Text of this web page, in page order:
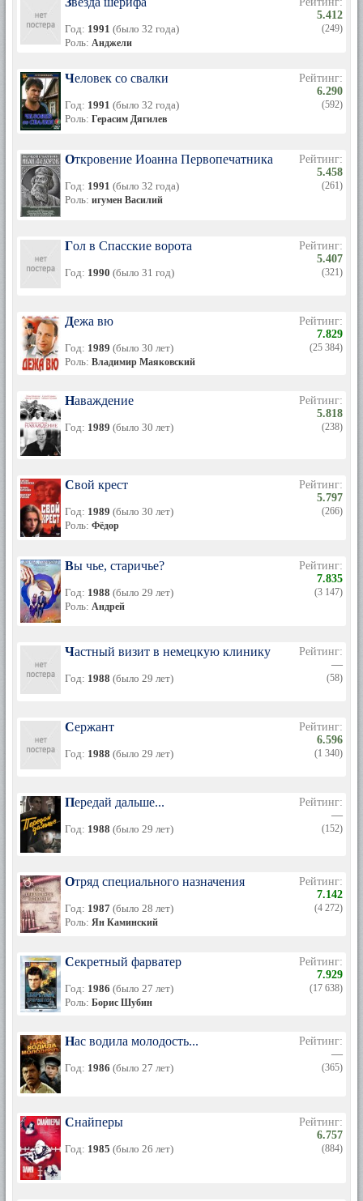
Год: 1991 (было 32 года)
Роль: Анджели
5.412
(249)
Человек со свалки
Год: 1991 (было 32 года)
Роль: Герасим Дягилев
Рейтинг:
6.290
(592)
Откровение Иоанна Первопечатника
Год: 1991 (было 32 года)
Роль: игумен Василий
Рейтинг:
5.458
(261)
Гол в Спасские ворота
Год: 1990 (было 31 год)
Рейтинг:
5.407
(321)
Дежа вю
Год: 1989 (было 30 лет)
Роль: Владимир Маяковский
Рейтинг:
7.829
(25 384)
Наваждение
Год: 1989 (было 30 лет)
Рейтинг:
5.818
(238)
Свой крест
Год: 1989 (было 30 лет)
Роль: Фёдор
Рейтинг:
5.797
(266)
Вы чье, старичье?
Год: 1988 (было 29 лет)
Роль: Андрей
Рейтинг:
7.835
(3 147)
Частный визит в немецкую клинику
Год: 1988 (было 29 лет)
Рейтинг:
—
(58)
Сержант
Год: 1988 (было 29 лет)
Рейтинг:
6.596
(1 340)
Передай дальше...
Год: 1988 (было 29 лет)
Рейтинг:
—
(152)
Отряд специального назначения
Год: 1987 (было 28 лет)
Роль: Ян Каминский
Рейтинг:
7.142
(4 272)
Секретный фарватер
Год: 1986 (было 27 лет)
Роль: Борис Шубин
Рейтинг:
7.929
(17 638)
Нас водила молодость...
Год: 1986 (было 27 лет)
Рейтинг:
—
(365)
Снайперы
Год: 1985 (было 26 лет)
Рейтинг:
6.757
(884)